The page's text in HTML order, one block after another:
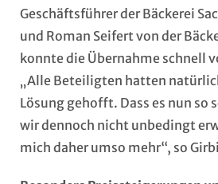
Geschäftsführer der Bäckerei
und Roman Seifert von der
konnte die Übernahme schnell
„Alle Beteiligten hatten
Lösung gehofft. Dass es nun so
wir dennoch nicht unbedingt
mich daher umso mehr“, so